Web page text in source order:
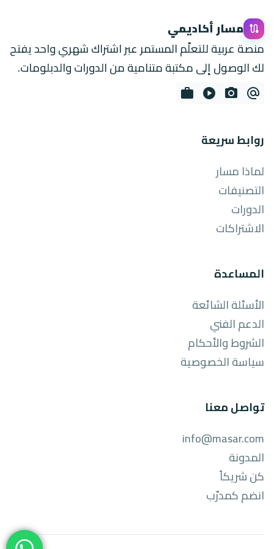
route مسار أكاديمي
منصة عربية للتعلّم المستمر عبر اشتراك شهري واحد يفتح
لك الوصول إلى مكتبة متنامية من الدورات والدبلومات.
alternate_email
photo_camera
play_circle
work
روابط سريعة
لماذا مسار
التصنيفات
الدورات
الاشتراكات
المساعدة
الأسئلة الشائعة
الدعم الفني
الشروط والأحكام
سياسة الخصوصية
تواصل معنا
info@masar.com
المدونة
كن شريكاً
انضم كمدرّب